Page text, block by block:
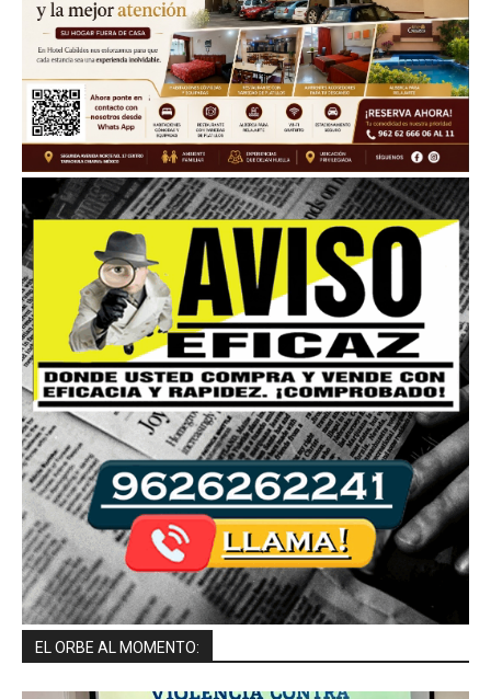
EL ORBE AL MOMENTO: